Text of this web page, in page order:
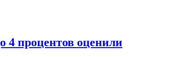
процентов оценили